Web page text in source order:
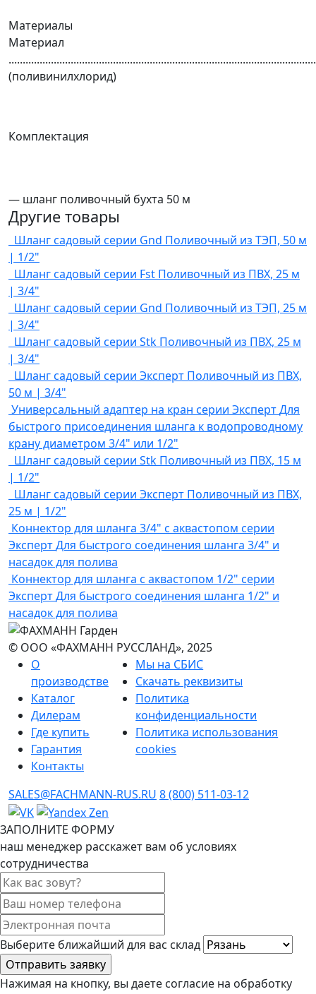
Материалы
Материал
(поливинилхлорид)
Комплектация
— шланг поливочный бухта 50 м
Другие товары
Шланг садовый серии Gnd Поливочный из ТЭП, 50 м
| 1/2"
Шланг садовый серии Fst Поливочный из ПВХ, 25 м
| 3/4"
Шланг садовый серии Gnd Поливочный из ТЭП, 25 м
| 3/4"
Шланг садовый серии Stk Поливочный из ПВХ, 25 м
| 3/4"
Шланг садовый серии Эксперт Поливочный из ПВХ,
50 м | 3/4"
Универсальный адаптер на кран серии ЭкспертДля
быстрого присоединения шланга к водопроводному
крану диаметром 3/4" или 1/2"
Шланг садовый серии Stk Поливочный из ПВХ, 15 м
| 1/2"
Шланг садовый серии Эксперт Поливочный из ПВХ,
25 м | 1/2"
Коннектор для шланга 3/4" с аквастопом серии
ЭкспертДля быстрого соединения шланга 3/4" и
насадок для полива
Коннектор для шланга с аквастопом 1/2" серии
ЭкспертДля быстрого соединения шланга 1/2" и
насадок для полива
© ООО «ФАХМАНН РУССЛАНД», 2025
О
производстве
Каталог
Дилерам
Где купить
Гарантия
Контакты
Мы на СБИС
Скачать реквизиты
Политика
конфиденциальности
Политика использования
cookies
SALES@FACHMANN-RUS.RU 8 (800) 511-03-12
ЗАПОЛНИТЕ ФОРМУ
наш менеджер расскажет вам об условиях
сотрудничества
Выберите ближайший для вас склад
Нажимая на кнопку, вы даете согласие на обработку